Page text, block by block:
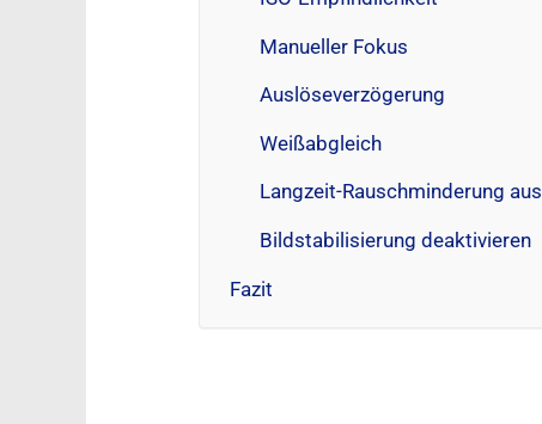
Manueller Fokus
Auslöseverzögerung
Weißabgleich
Langzeit-Rauschminderung aus
Bildstabilisierung deaktivieren
Fazit